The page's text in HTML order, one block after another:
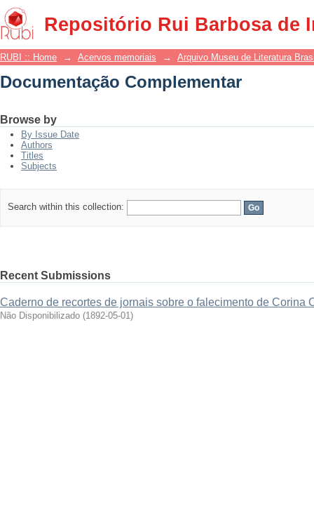
Repositório Rui Barbosa de
Documentação Complementar
RUBI :: Home → Acervos memoriais → Arquivo Museu de Literatura
Documentação Complementar
Browse by
By Issue Date
Authors
Titles
Subjects
Search within this collection:
Recent Submissions
Caderno de recortes de jornais sobre o falecimento de Corina
Não Disponibilizado (1892-05-01)